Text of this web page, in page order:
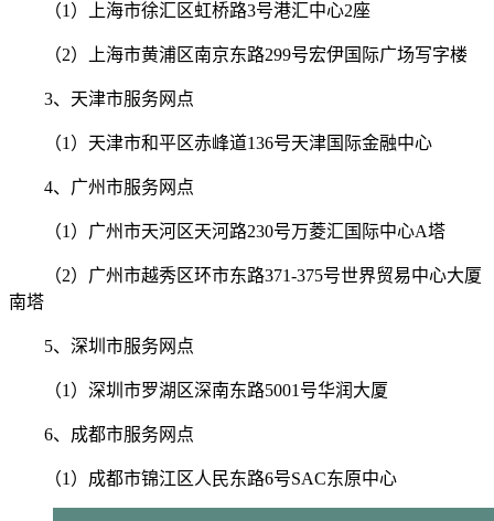
（1）上海市徐汇区虹桥路3号港汇中心2座
（2）上海市黄浦区南京东路299号宏伊国际广场写字楼
3、天津市服务网点
（1）天津市和平区赤峰道136号天津国际金融中心
4、广州市服务网点
（1）广州市天河区天河路230号万菱汇国际中心A塔
（2）广州市越秀区环市东路371-375号世界贸易中心大厦
南塔
5、深圳市服务网点
（1）深圳市罗湖区深南东路5001号华润大厦
6、成都市服务网点
（1）成都市锦江区人民东路6号SAC东原中心